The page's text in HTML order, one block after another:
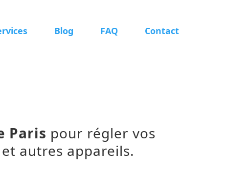
Blog FAQ Contact
Paris pour régler vos
autres appareils.